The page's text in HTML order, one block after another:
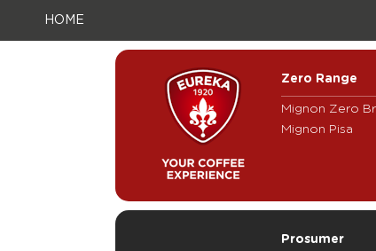
HOME
Zero Range
Mignon Zero
Mignon Pisa
Prosumer